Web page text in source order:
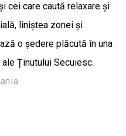
cei care caută relaxare și
liniștea zonei și
o ședere plăcută în una
Ținutului Secuiesc.